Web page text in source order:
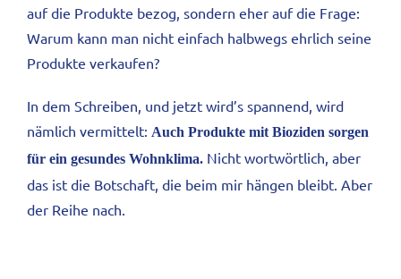
auf die Produkte bezog, sondern eher auf die Frage:
Warum kann man nicht einfach halbwegs ehrlich seine
Produkte verkaufen?
In dem Schreiben, und jetzt wird’s spannend, wird
nämlich vermittelt: Auch Produkte mit Bioziden sorgen
für ein gesundes Wohnklima. Nicht wortwörtlich, aber
das ist die Botschaft, die beim mir hängen bleibt. Aber
der Reihe nach.